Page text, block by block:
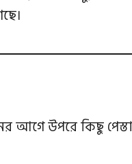
আগে উপরে কিছু